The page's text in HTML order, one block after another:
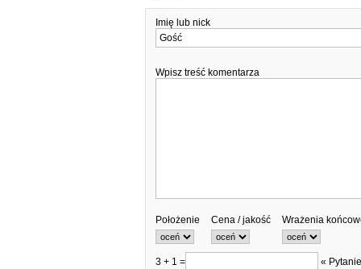
Imię lub nick
Wpisz treść komentarza
Położenie Cena / jakość Wrażenia
3 + 1 = «